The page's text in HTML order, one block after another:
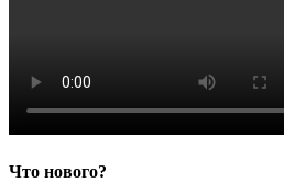
Что нового?